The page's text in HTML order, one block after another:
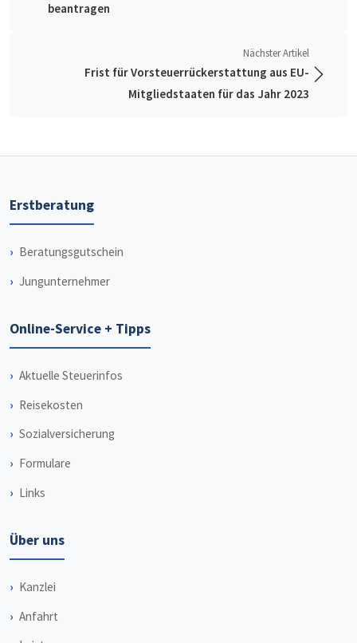
beantragen
Nächster Artikel
Frist für Vorsteuerrückerstattung aus EU-
Mitgliedstaaten für das Jahr 2023
Erstberatung
Beratungsgutschein
Jungunternehmer
Online-Service + Tipps
Aktuelle Steuerinfos
Reisekosten
Sozialversicherung
Formulare
Links
Über uns
Kanzlei
Anfahrt